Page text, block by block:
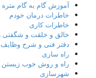
آموزش گام به گام متره
خاطرات درمان خودم
خاطرات کاری
خالق و خلقت و شگفتی
دفتر فنی و شرح
راه سازی
راه و روش خوب زیستن
شهرسازی